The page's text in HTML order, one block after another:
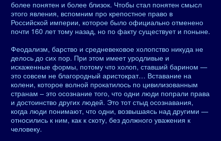
более понятен и более близок. Чтобы стал понятен смысл
этого явления, вспомним про крепостное право в
Российской империи, которое было официально отменено
почти 160 лет тому назад, но по факту существует и поныне.
Феодализм, барство и средневековое холопство никуда не
делось до сих пор. При этом имеет уродливые и
искаженные формы, потому что холоп, ставший барином —
это совсем не благородный аристократ… Вставание на
колени, которое волной прокатилось по цивилизованным
странам – это осознание того, что одни люди попрали права
и достоинство других людей. Это тот стыд осознавания,
когда люди понимают, что одни, возвышаясь над другими —
относились к ним, как к скоту, без должного уважения к
человеку.